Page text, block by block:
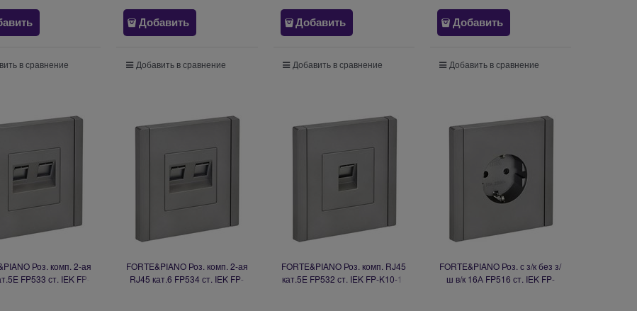
в сравнение
Добавить
Добавить в сравнение
Добавить
Добавить в сравнение
Добавить
Добавить в сравнение
Роз. комп. 2-ая
FP533 ст. IEK FP-
FORTE&PIANO Роз. комп. 2-ая
RJ45 кат.6 FP534 ст. IEK FP-
FORTE&PIANO Роз. комп. RJ45
кат.5E FP532 ст. IEK FP-K10-1-
FORTE&PIANO Роз. с з/к без з/
ш в/к 16А FP516 ст. IEK FP-